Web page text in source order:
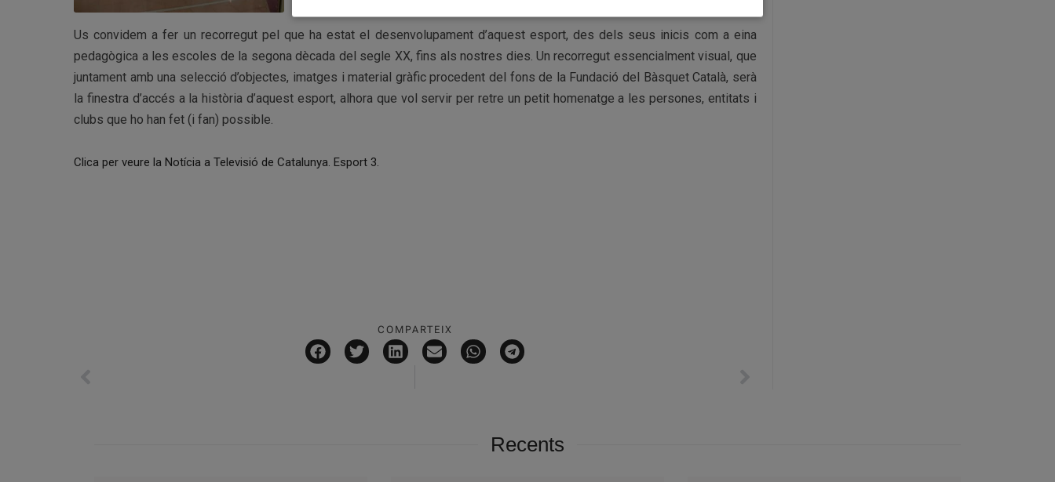
Us convidem a fer un recorregut pel que ha estat el desenvolupament d’aquest esport, des dels seus inicis com a eina
pedagògica a les escoles de la segona dècada del segle XX, fins als nostres dies. Un recorregut essencialment visual, que
juntament amb una selecció d’objectes, imatges i material gràfic procedent del fons de la Fundació del Bàsquet Català, serà
la finestra d’accés a la història d’aquest esport, alhora que vol servir per retre un petit homenatge a les persones, entitats i
clubs que ho han fet (i fan) possible.
Clica per veure la Notícia a Televisió de Catalunya. Esport 3.
COMPARTEIX
Recents